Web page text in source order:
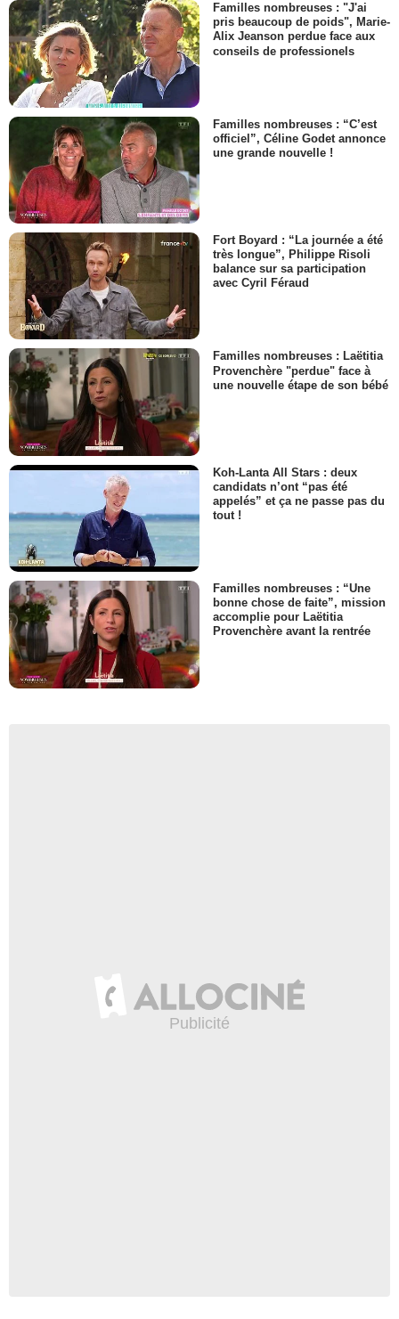
Familles nombreuses : "J'ai
pris beaucoup de poids", Marie-
Alix Jeanson perdue face aux
conseils de professionels
Familles nombreuses : “C’est
officiel”, Céline Godet annonce
une grande nouvelle !
Fort Boyard : “La journée a été
très longue”, Philippe Risoli
balance sur sa participation
avec Cyril Féraud
Familles nombreuses : Laëtitia
Provenchère "perdue" face à
une nouvelle étape de son bébé
Koh-Lanta All Stars : deux
candidats n’ont “pas été
appelés” et ça ne passe pas du
tout !
Familles nombreuses : “Une
bonne chose de faite”, mission
accomplie pour Laëtitia
Provenchère avant la rentrée